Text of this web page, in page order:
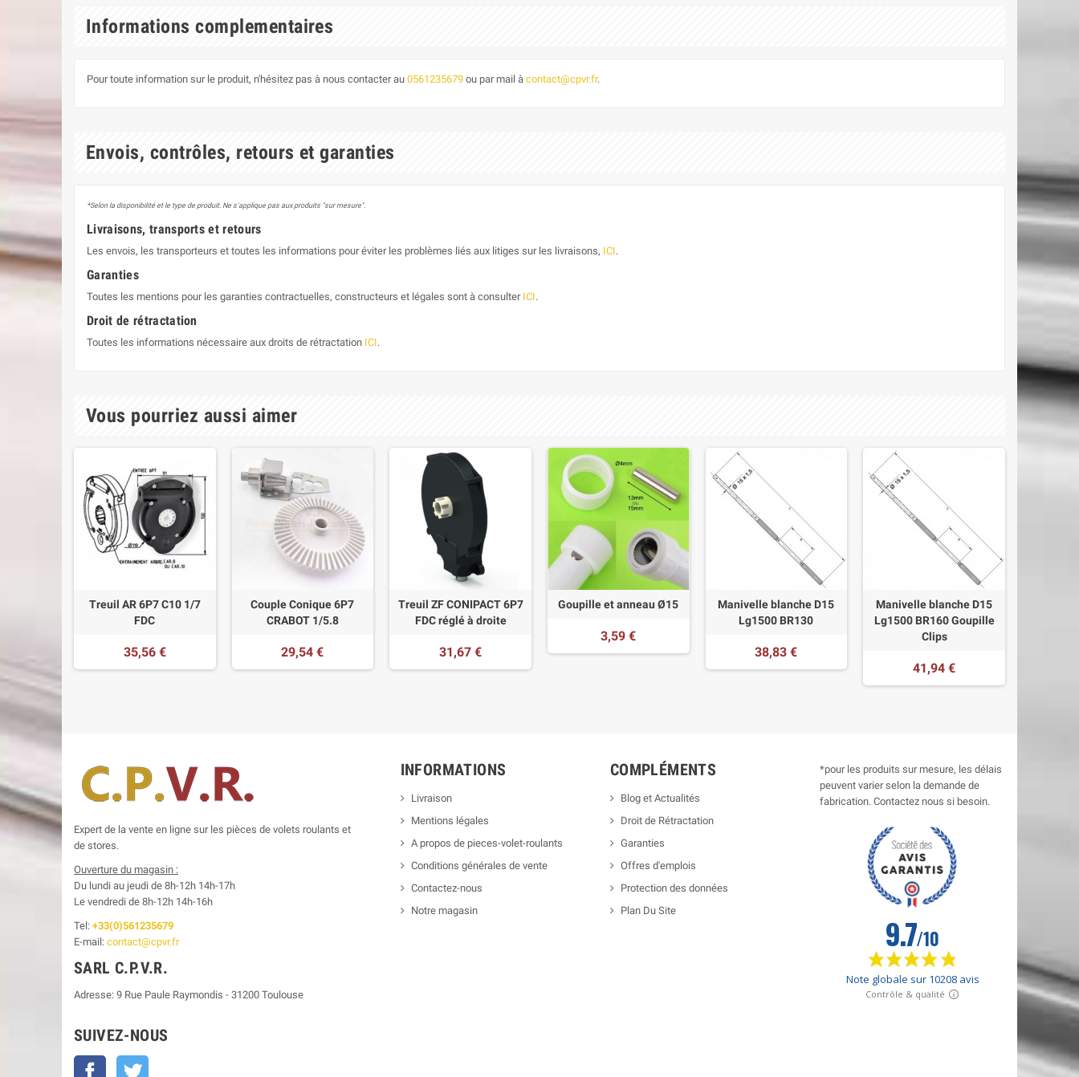
Informations complementaires
Pour toute information sur le produit, n'hésitez pas à nous contacter au 0561235679 ou par mail à contact@cpvr.fr.
Envois, contrôles, retours et garanties
*Selon la disponibilité et le type de produit. Ne s'applique pas aux produits "sur mesure".
Livraisons, transports et retours
Les envois, les transporteurs et toutes les informations pour éviter les problèmes liés aux litiges sur les livraisons, ICI.
Garanties
Toutes les mentions pour les garanties contractuelles, constructeurs et légales sont à consulter ICI.
Droit de rétractation
Toutes les informations nécessaire aux droits de rétractation ICI.
Vous pourriez aussi aimer
Treuil AR 6P7 C10 1/7
FDC
35,56 €
Couple Conique 6P7
CRABOT 1/5.8
29,54 €
Treuil ZF CONIPACT 6P7
FDC réglé à droite
31,67 €
Goupille et anneau Ø15
3,59 €
Manivelle blanche D15
Lg1500 BR130
38,83 €
Manivelle blanche D15
Lg1500 BR160 Goupille
Clips
41,94 €
Expert de la vente en ligne sur les pièces de volets roulants et
de stores.
Ouverture du magasin :
Du lundi au jeudi de 8h-12h 14h-17h
Le vendredi de 8h-12h 14h-16h
Tel: +33(0)561235679
E-mail: contact@cpvr.fr
SARL C.P.V.R.
Adresse: 9 Rue Paule Raymondis - 31200 Toulouse
SUIVEZ-NOUS
Facebook
INFORMATIONS
Livraison
Mentions légales
A propos de pieces-volet-roulants
Conditions générales de vente
Contactez-nous
Notre magasin
COMPLÉMENTS
Blog et Actualités
Droit de Rétractation
Garanties
Offres d'emplois
Protection des données
Plan Du Site
*pour les produits sur mesure, les délais
peuvent varier selon la demande de
fabrication. Contactez nous si besoin.